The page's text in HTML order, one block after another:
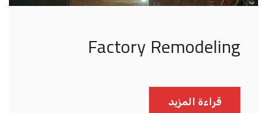
Factory Remodeling
قراءة المزيد